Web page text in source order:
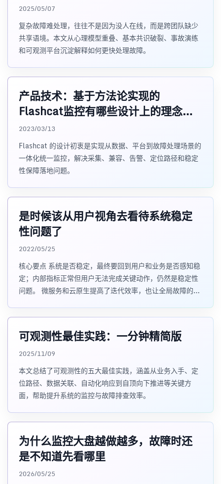
2025/05/07
复杂故障难处理，往往不是因为没人在线，而是跨团队缺少
共享语境。本文从心理模型重叠、基本共识破裂、事故演练
和可观测平台沉淀解释如何更快处理故障。
产品技术：基于方法论实现的
Flashcat监控有哪些设计上的理念和
方法？
2023/03/13
Flashcat 的设计初衷是实现从数据、平台到故障处理场景的
一体化统一监控，解决采集、兼容、告警、定位路径和稳定
性保障落地问题。
是时候该从用户视角去看待系统稳定
性问题了
2022/05/25
核心要点 系统是否稳定，最终要回到用户和业务是否感知稳
定；内部指标正常但用户无法完成关键动作，仍然是稳定性
问题。 微服务和云原生提高了迭代效率，也让全局故障的上
可观测性最佳实践：一分钟精简版
2025/11/09
本文总结了可观测性的五大最佳实践，涵盖从业务入手、定
位路径、数据关联、自动化响应到自顶向下推进等关键方
面，帮助提升系统的监控与故障排查效率。
为什么监控大盘越做越多，故障时还
是不知道先看哪里
2026/05/25